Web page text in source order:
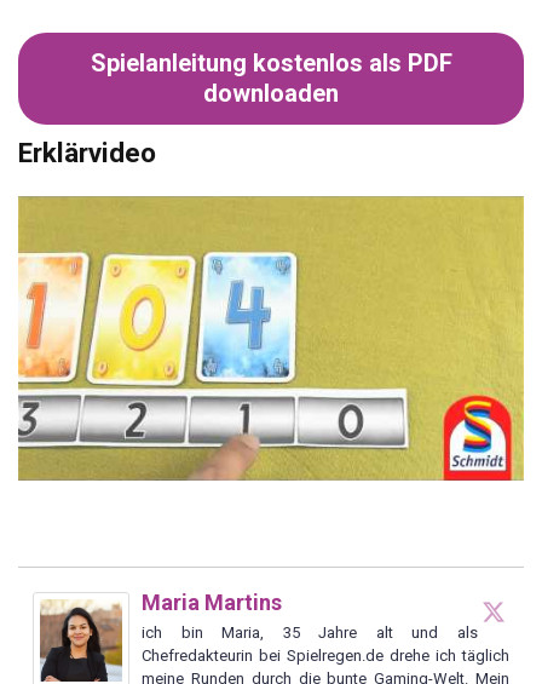
Spielanleitung kostenlos als PDF
downloaden
Erklärvideo
Maria Martins
ich bin Maria, 35 Jahre alt und als
Chefredakteurin bei Spielregen.de drehe ich täglich
meine Runden durch die bunte Gaming-Welt. Mein